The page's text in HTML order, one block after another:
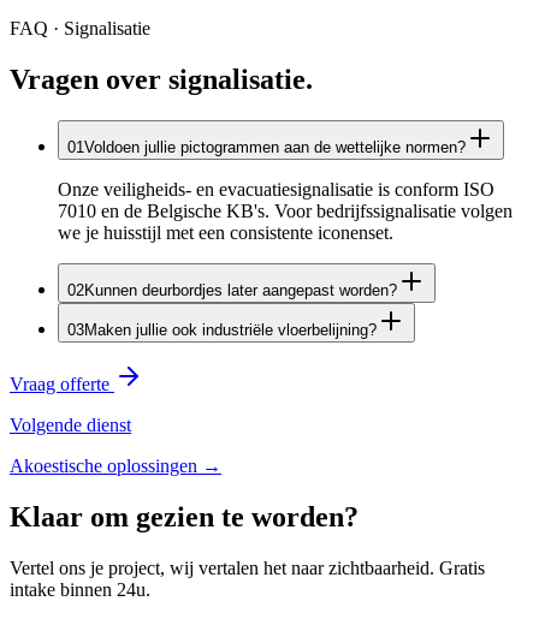
FAQ · Signalisatie
Vragen over signalisatie.
01Voldoen jullie pictogrammen aan de wettelijke normen?
Onze veiligheids- en evacuatiesignalisatie is conform ISO
7010 en de Belgische KB's. Voor bedrijfssignalisatie volgen
we je huisstijl met een consistente iconenset.
02Kunnen deurbordjes later aangepast worden?
03Maken jullie ook industriële vloerbelijning?
Vraag offerte
Volgende dienst
Akoestische oplossingen →
Klaar om gezien te worden?
Vertel ons je project, wij vertalen het naar zichtbaarheid. Gratis
intake binnen 24u.